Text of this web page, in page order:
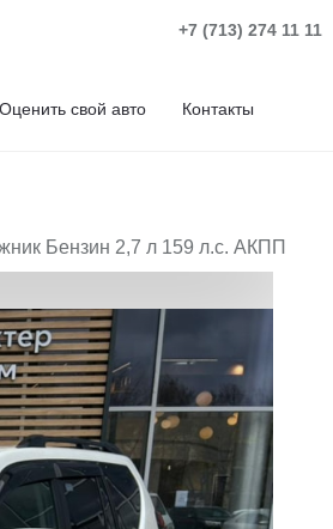
+7 (713) 274 11 11
Оценить свой авто Контакты
Бензин 2,7 л 159 л.с. АКПП